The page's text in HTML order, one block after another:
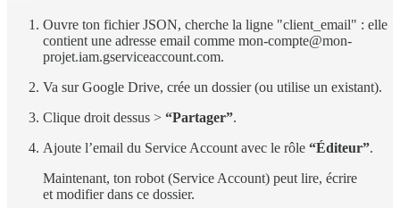
Ouvre ton fichier JSON, cherche la ligne "client_email" : elle
contient une adresse email comme mon-compte@mon-
projet.iam.gserviceaccount.com.
Va sur Google Drive, crée un dossier (ou utilise un existant).
Clique droit dessus > “Partager”.
Ajoute l’email du Service Account avec le rôle “Éditeur”.
Maintenant, ton robot (Service Account) peut lire, écrire
et modifier dans ce dossier.